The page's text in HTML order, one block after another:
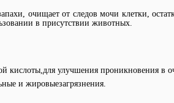
очищает от следов мочи клетки,
в присутствии животных.
кислоты,для улучшения проникновения в
и жировыезагрязнения.